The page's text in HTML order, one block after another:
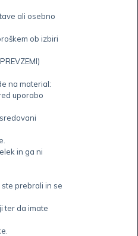
ali osebno
ob izbiri
na material:
uporabo
in ga ni
prebrali in se
ter da imate